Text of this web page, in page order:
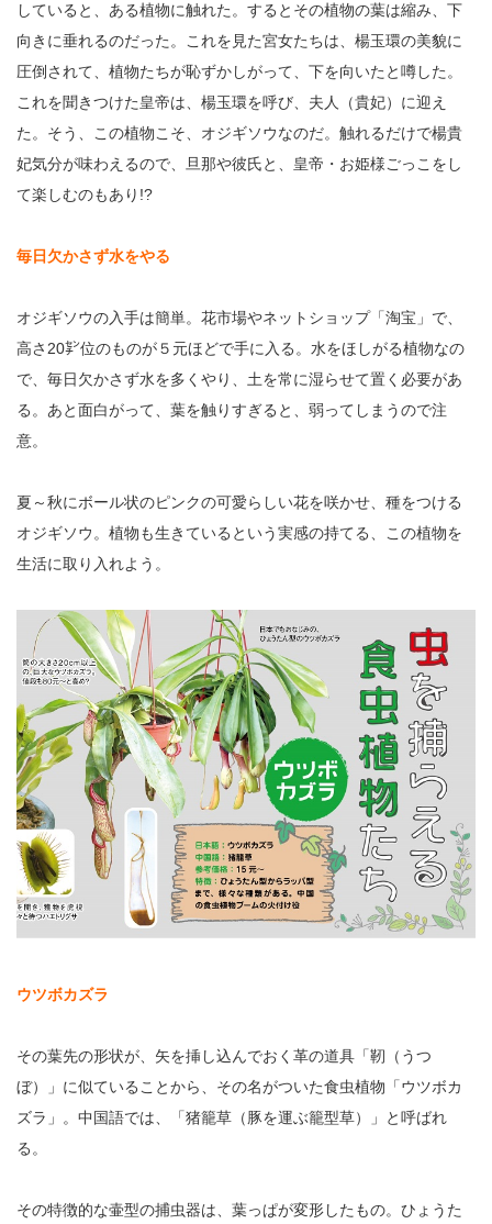
していると、ある植物に触れた。するとその植物の葉は縮み、下
向きに垂れるのだった。これを見た宮女たちは、楊玉環の美貌に
圧倒されて、植物たちが恥ずかしがって、下を向いたと噂した。
これを聞きつけた皇帝は、楊玉環を呼び、夫人（貴妃）に迎え
た。そう、この植物こそ、オジギソウなのだ。触れるだけで楊貴
妃気分が味わえるので、旦那や彼氏と、皇帝・お姫様ごっこをし
て楽しむのもあり!?
毎日欠かさず水をやる
オジギソウの入手は簡単。花市場やネットショップ「淘宝」で、
高さ20㌢位のものが５元ほどで手に入る。水をほしがる植物なの
で、毎日欠かさず水を多くやり、土を常に湿らせて置く必要があ
る。あと面白がって、葉を触りすぎると、弱ってしまうので注
意。
夏～秋にボール状のピンクの可愛らしい花を咲かせ、種をつける
オジギソウ。植物も生きているという実感の持てる、この植物を
生活に取り入れよう。
ウツボカズラ
その葉先の形状が、矢を挿し込んでおく革の道具「靭（うつ
ぼ）」に似ていることから、その名がついた食虫植物「ウツボカ
ズラ」。中国語では、「猪籠草（豚を運ぶ籠型草）」と呼ばれ
る。
その特徴的な壷型の捕虫器は、葉っぱが変形したもの。ひょうた